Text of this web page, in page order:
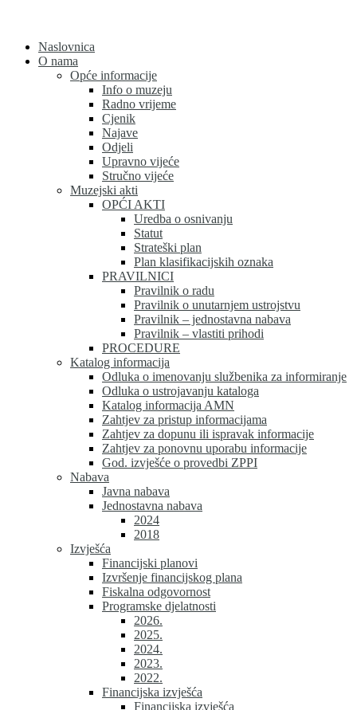
contentNaslovnica
O nama
Opće informacije
Info o muzeju
Radno vrijeme
Cjenik
Najave
Odjeli
Upravno vijeće
Stručno vijeće
Muzejski akti
OPĆI AKTI
Uredba o osnivanju
Statut
Strateški plan
Plan klasifikacijskih oznaka
PRAVILNICI
Pravilnik o radu
Pravilnik o unutarnjem ustrojstvu
Pravilnik – jednostavna nabava
Pravilnik – vlastiti prihodi
PROCEDURE
Katalog informacija
Odluka o imenovanju službenika za informiranje
Odluka o ustrojavanju kataloga
Katalog informacija AMN
Zahtjev za pristup informacijama
Zahtjev za dopunu ili ispravak informacije
Zahtjev za ponovnu uporabu informacije
God. izvješće o provedbi ZPPI
Nabava
Javna nabava
Jednostavna nabava
2024
2018
Izvješća
Financijski planovi
Izvršenje financijskog plana
Fiskalna odgovornost
Programske djelatnosti
2026.
2025.
2024.
2023.
2022.
Financijska izvješća
Financijska izvješća